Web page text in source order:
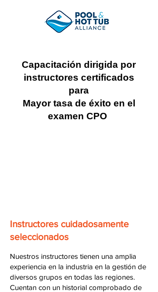
Capacitación dirigida por
instructores certificados
para
Mayor tasa de éxito en el
examen CPO
Instructores cuidadosamente
seleccionados
Nuestros instructores tienen una amplia
experiencia en la industria en la gestión de
diversos grupos en todas las regiones.
Cuentan con un historial comprobado de